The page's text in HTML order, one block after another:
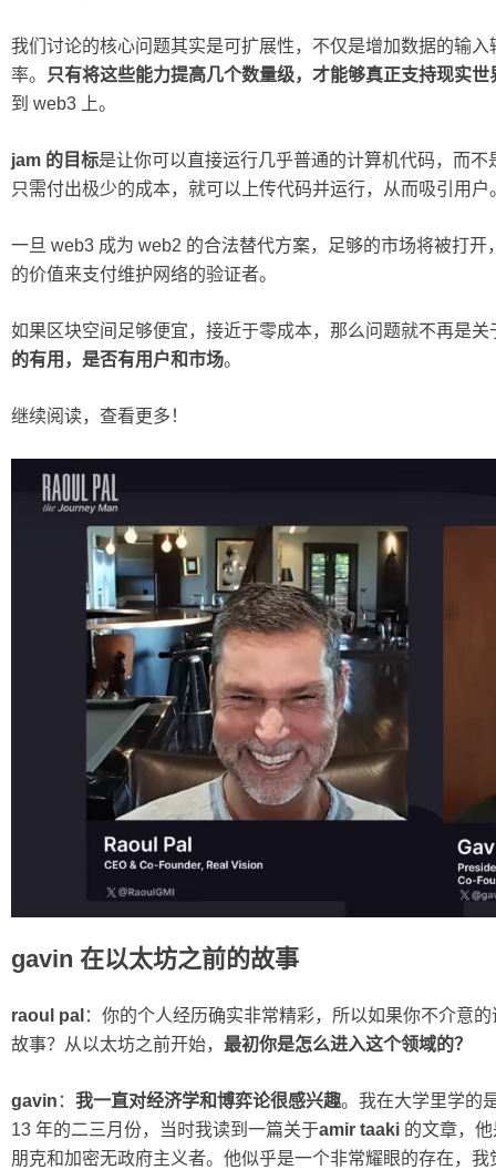
我们讨论的核心问题其实是可扩展性，不仅是增加数据的输
率。
只有将这些能力提高几个数量级，才能够真正支持现实
到 web3 上。
jam 的目标是让你可以直接运行几乎普通的计算机代码，而
只需付出极少的成本，就可以上传代码并运行，从而吸引用户
一旦 web3 成为 web2 的合法替代方案，足够的市场将被打
的价值来支付维护网络的验证者。
如果区块空间足够便宜，接近于零成本，那么问题就不再是
的有用，是否有用户和市场。
继续阅读，查看更多！
gavin 在以太坊之前的故事
raoul pal ：你的个人经历确实非常精彩，所以如果你不介意
故事？从以太坊之前开始， 最初你是怎么进入这个领域的？
gavin ： 我一直对经济学和博弈论很感兴趣。我在大学里学的
13 年的二三月份，当时我读到一篇关于amir taaki 的文章，
朋克和加密无政府主义者。他似乎是一个非常耀眼的存在，